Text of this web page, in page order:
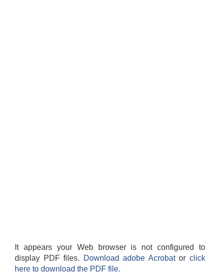
It appears your Web browser is not configured to
display PDF files.
Download adobe Acrobatorclick
here to download the PDF file.